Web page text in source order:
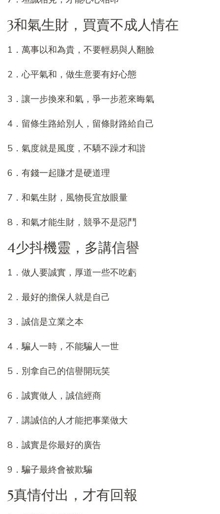
3和氣生財，買賣不成人情在
1．萬事以和為貴，不要輕易與人翻臉
2．心平氣和，做生意要有好心態
3．讓一步換來和氣，爭一步惹來晦氣
4．留條生路給別人，留條財路給自己
5．氣度就是風度，不驕不躁才和諧
6．有錢一起賺才是硬道理
7．和氣生財，風物長宜放眼量
8．和氣才能生財，競爭不是惡鬥
4少抖機靈，多講信譽
1．做人要誠實，厚道一些不吃虧
2．最好的擔保人就是自己
3．誠信是立業之本
4．騙人一時，不能騙人一世
5．別拿自己的信譽開玩笑
6．誠實做人，誠信經商
7．講誠信的人才能把事業做大
8．誠實是你最好的廣告
9．騙子最終會被欺騙
5真情付出，才有回報